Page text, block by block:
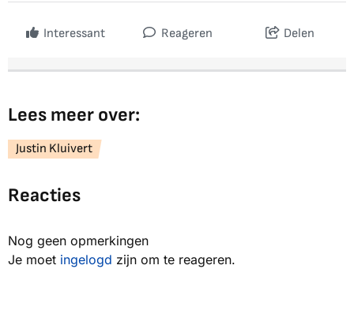
Interessant Reageren Delen
Lees meer over:
Justin Kluivert
Reacties
Nog geen opmerkingen
Je moet ingelogd zijn om te reageren.